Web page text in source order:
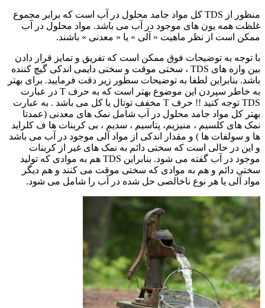
منظور از TDS کل مواد جامد محلول در آب است که برابر مجموع
غلظت همه یون های موجود در آب می باشد. مواد محلول در آب
ممکن است از نظر ماهیت « آلی » یا « معدنی » باشند.
با توجه به توضیحات فوق ممکن است که تفریق و تمایز قرار دادن
بین وازه های TDS ، سختی موقت و سختی دایمی اندکی گیچ کننده
باشد. بنابراین لطفا به توضیحات سطور زیر دقت فرمایید. برای بهتر
به خاطر سپردن این موضوع بهتر است که به حرف T در عبارت
TDS توجه کنید !! حرف T مخفف توتال یا کل می باشد . به عبارت
بهتر کل مواد جامد محلول در آب شامل نمک های معدنی (عمدتا
نمک های کلسیم ، منیزیم، پتاسیم ، سدیم ، بی کربنات ها ف کلراید
ها و سولفات ها ) و مقدار اندکی از مواد آلی موجود در آب می باشد
و این در حالی است که سختی دائم به نمک های غیر از کربنات
موجود در آب گفته می شود. بنابراین TDS هم به موادی که تولید
سختی دائم و هم به موادی که سختی موقت می کنند و هم دیگر
مواد آلی یا هر نوع ناخالصی حل شده در آب را شامل می شود.